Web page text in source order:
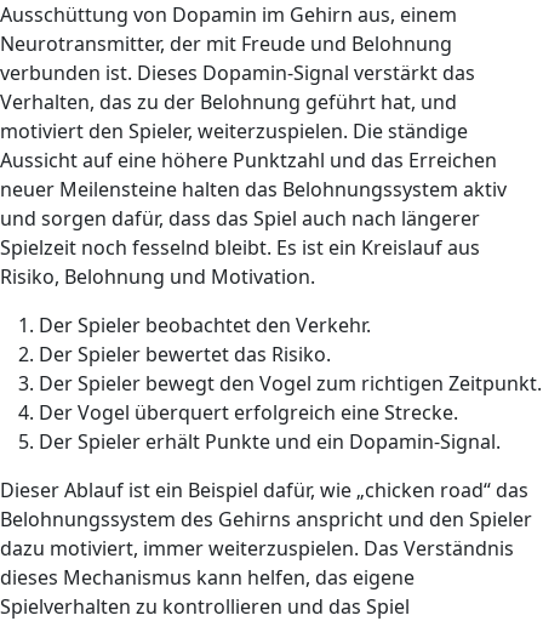
Ausschüttung von Dopamin im Gehirn aus, einem
Neurotransmitter, der mit Freude und Belohnung
verbunden ist. Dieses Dopamin-Signal verstärkt das
Verhalten, das zu der Belohnung geführt hat, und
motiviert den Spieler, weiterzuspielen. Die ständige
Aussicht auf eine höhere Punktzahl und das Erreichen
neuer Meilensteine halten das Belohnungssystem aktiv
und sorgen dafür, dass das Spiel auch nach längerer
Spielzeit noch fesselnd bleibt. Es ist ein Kreislauf aus
Risiko, Belohnung und Motivation.
Der Spieler beobachtet den Verkehr.
Der Spieler bewertet das Risiko.
Der Spieler bewegt den Vogel zum richtigen Zeitpunkt.
Der Vogel überquert erfolgreich eine Strecke.
Der Spieler erhält Punkte und ein Dopamin-Signal.
Dieser Ablauf ist ein Beispiel dafür, wie „chicken road“ das
Belohnungssystem des Gehirns anspricht und den Spieler
dazu motiviert, immer weiterzuspielen. Das Verständnis
dieses Mechanismus kann helfen, das eigene
Spielverhalten zu kontrollieren und das Spiel